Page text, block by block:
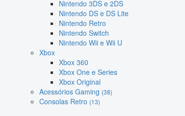
Nintendo 3DS e 2DS
Nintendo DS e DS Lite
Nintendo Retro
Nintendo Switch
Nintendo Wii e Wii U
Xbox
Xbox 360
Xbox One e Series
Xbox Original
Acessórios Gaming (38)
Consolas Retro (13)